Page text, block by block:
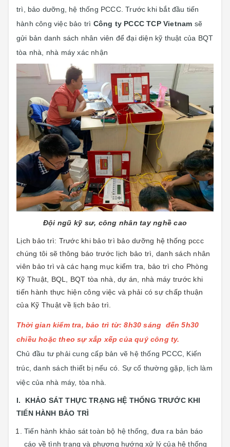
trì, bảo dưỡng, hệ thống PCCC. Trước khi bắt đầu tiến
hành công việc bảo trì Công ty PCCC TCP Vietnam sẽ
gửi bản danh sách nhân viên để đại diện kỹ thuật của BQT
tòa nhà, nhà máy xác nhận
Đội ngũ kỹ sư, công nhân tay nghề cao
Lịch bảo trì: Trước khi bảo trì bảo dưỡng hệ thống pccc
chúng tôi sẽ thông báo trước lịch bảo trì, danh sách nhân
viên bảo trì và các hạng mục kiểm tra, bảo trì cho Phòng
Kỹ Thuật, BQL, BQT tòa nhà, dự án, nhà máy trước khi
tiến hành thực hiện công việc và phải có sự chấp thuận
của Kỹ Thuật về lịch bảo trì.
Thời gian kiểm tra, bảo trì từ: 8h30 sáng đến 5h30
chiều hoặc theo sự xắp xếp của quý công ty.
Chủ đầu tư phải cung cấp bản vẽ hệ thống PCCC, Kiến
trúc, danh sách thiết bị nếu có. Sự cố thường gặp, lịch làm
việc của nhà máy, tòa nhà.
I. KHẢO SÁT THỰC TRẠNG HỆ THỐNG TRƯỚC KHI
TIẾN HÀNH BẢO TRÌ
Tiến hành khảo sát toàn bộ hệ thống, đưa ra bản báo
cáo về tình trạng và phương hướng xử lý của hệ thống